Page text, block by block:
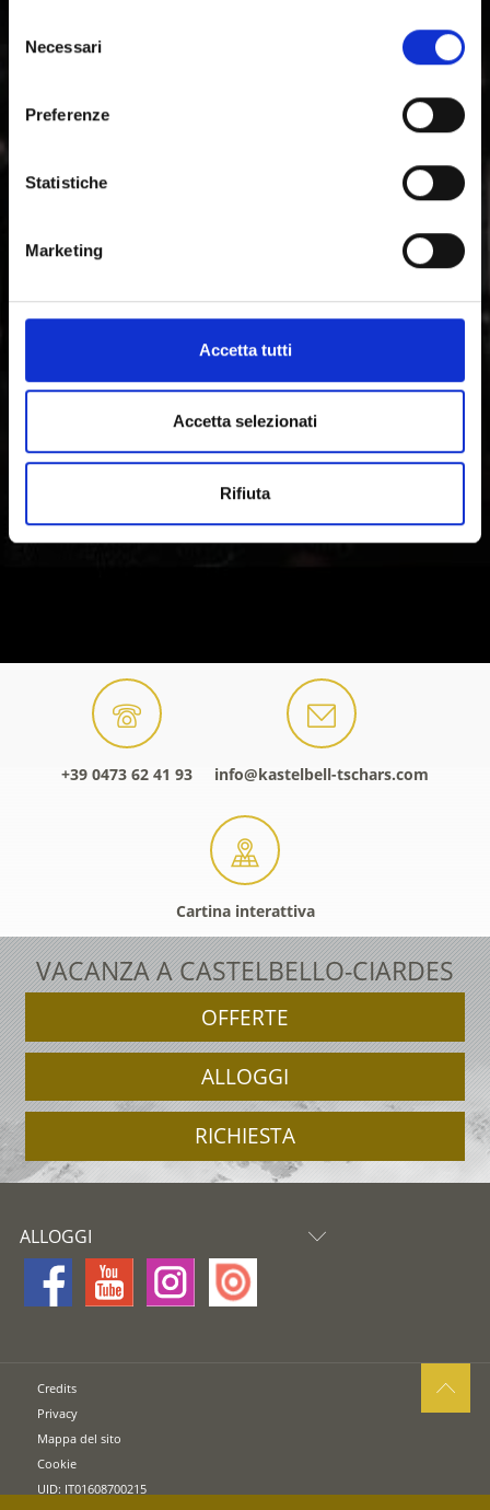
delNecessari
Preferenze
Statistiche
Marketing
Accetta tutti
Accetta selezionati
Rifiuta
La regione culturale della Val Venosta, in Alto Adige, è
caratterizzata da usanze da vivere, tradizioni e
all'architettura contemporanea, l'arte, il teatro e la
+39 0473 62 41 93 info@kastelbell-tschars.com
Cartina interattiva
VACANZA A CASTELBELLO-CIARDES
OFFERTE
ALLOGGI
RICHIESTA
ALLOGGI
Credits
Privacy
Mappa del sito
Cookie
UID: IT01608700215